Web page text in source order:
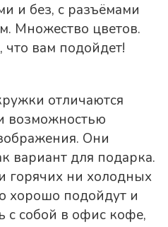
и без, с разъёмами
Множество цветов.
что вам подойдет!
отличаются
возможностью
Они
вариант для подарка.
горячих ни холодных
хорошо подойдут и
с собой в офис кофе,